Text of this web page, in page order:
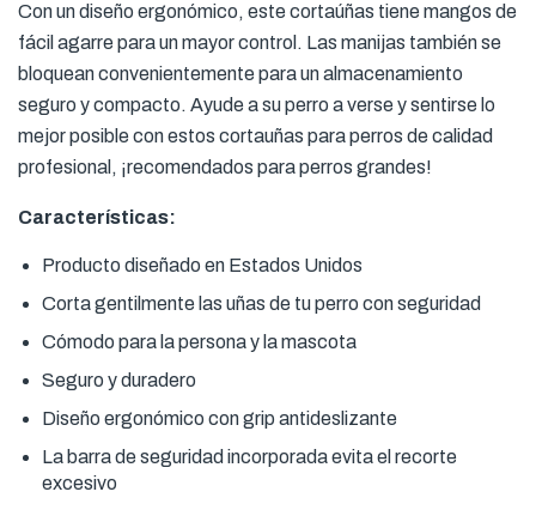
Con un diseño ergonómico, este cortaúñas tiene mangos de
fácil agarre para un mayor control. Las manijas también se
bloquean convenientemente para un almacenamiento
seguro y compacto. Ayude a su perro a verse y sentirse lo
mejor posible con estos cortauñas para perros de calidad
profesional, ¡recomendados para perros grandes!
Características:
Producto diseñado en Estados Unidos
Corta gentilmente las uñas de tu perro con seguridad
Cómodo para la persona y la mascota
Seguro y duradero
Diseño ergonómico con grip antideslizante
La barra de seguridad incorporada evita el recorte
excesivo